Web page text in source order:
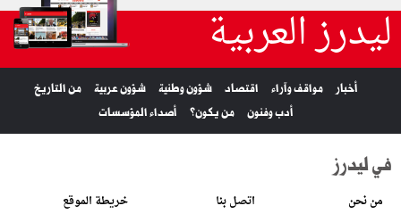
ليدرز العربية
أخبار مواقف وآراء اقتصاد شؤون وطنية شؤون عربية
من التاريخ
أدب وفنون
من يكون؟ أصداء المؤسسات
في ليدرز
من نحن اتصل بنا خريطة الموقع